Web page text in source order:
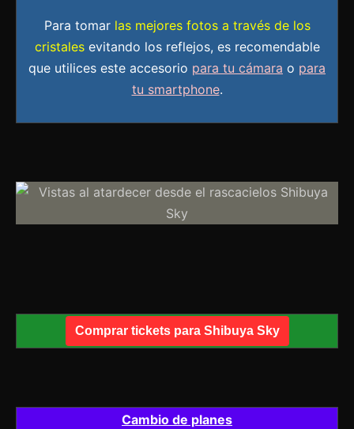
Para tomar las mejores fotos a través de los
cristalesevitando los reflejos, es recomendable
que utilices este accesorio para tu cámara o para
tu smartphone.
Comprar tickets para Shibuya Sky
Cambio de planes